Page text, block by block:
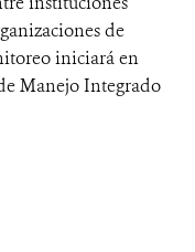
de
iniciará en
Manejo Integrado